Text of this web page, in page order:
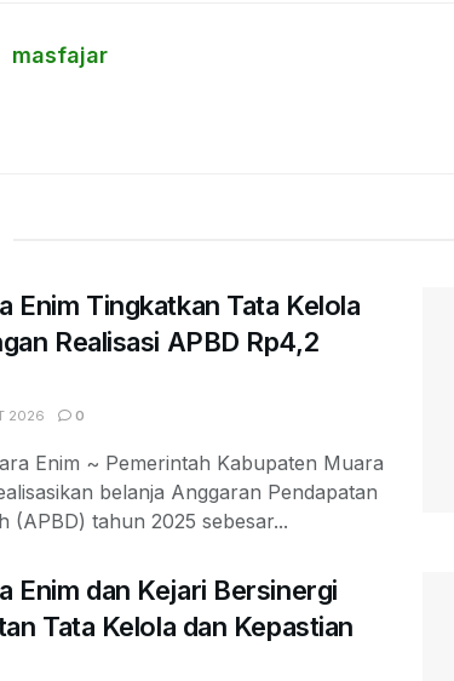
masfajar
Enim Tingkatkan Tata Kelola
Realisasi APBD Rp4,2
2026 0
Enim ~ Pemerintah Kabupaten Muara
belanja Anggaran Pendapatan
(APBD) tahun 2025 sebesar...
Enim dan Kejari Bersinergi
Tata Kelola dan Kepastian